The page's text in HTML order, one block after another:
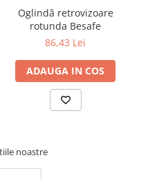
Baby-Hugg inconjoara
Tetiera reglabila se
bebelusului, chiar si atunci
mai este necesar.
Oglindă retrovizoare
rotunda Besafe
86,43 Lei
ADAUGA IN COS
noastre